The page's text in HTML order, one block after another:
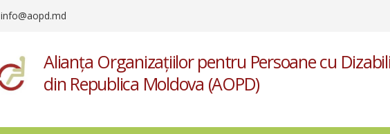
info@aopd.md
Alianța Organizațiilor pentru Persoane cu
din Republica Moldova (AOPD)